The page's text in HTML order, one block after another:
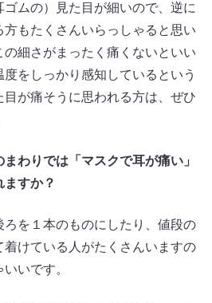
ゴムの）見た目が細いので、逆に
もたくさんいらっしゃると思い
の細さがまったく痛くないといい
をしっかり感知しているという
が痛そうに思われる方は、ぜひ
わりでは「マスクで耳が痛い」
ますか？
を１本のものにしたり、値段の
けている人がたくさんいますの
いです。